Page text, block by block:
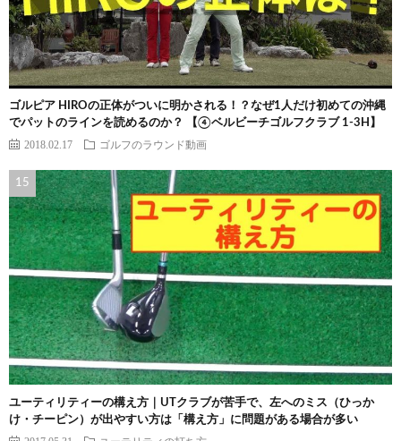
ゴルピア HIROの正体がついに明かされる！？なぜ1人だけ初めての沖縄
でパットのラインを読めるのか？ 【④ベルビーチゴルフクラブ 1-3H】
2018.02.17 ゴルフのラウンド動画
ユーティリティーの構え方｜UTクラブが苦手で、左へのミス（ひっか
け・チーピン）が出やすい方は「構え方」に問題がある場合が多い